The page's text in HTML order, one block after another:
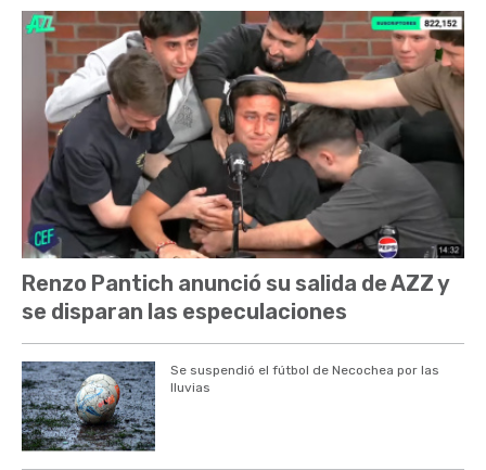
Renzo Pantich anunció su salida de AZZ y
se disparan las especulaciones
Se suspendió el fútbol de Necochea por las
lluvias